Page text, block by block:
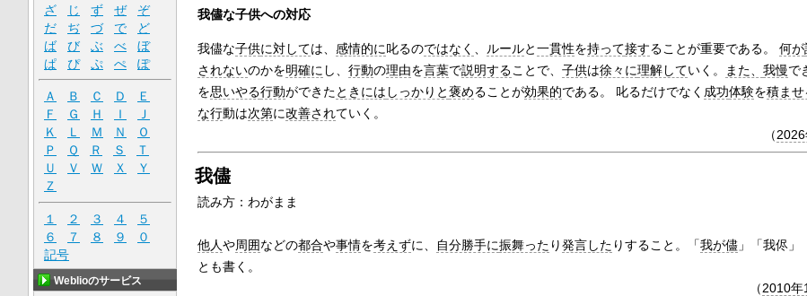
我儘な子供への対応
我儘な子供に対しては、 感情的に叱るのではなく 、 ルールと一貫性を持って接することが重要である。 何が
されないのかを明確に し、 行動の理由を言葉で説明することで、 子供は徐々に理解していく。 また、 我慢で
を思いやる行動ができたときには しっかりと褒めることが効果的である。 叱るだけでなく 成功体験を積ませ
な行動は次第に改善されていく。
（
我儘
読み方： わがまま
他人や周囲などの都合や事情を考えずに、 自分勝手に振舞った り発言した りすること。「我が儘」「我侭」
とも書く。
（2010年
ざ
じ ず ぜ
ぞ
だ
ぢ づ で
ど
ば
び ぶ べ
ぼ
ぱ
ぴ ぷ ぺ ぽ
Ａ Ｂ Ｃ Ｄ
Ｅ
Ｆ
Ｇ Ｈ Ｉ
Ｊ
Ｋ
Ｌ Ｍ Ｎ
Ｏ
Ｐ
Ｑ Ｒ Ｓ
Ｔ
Ｕ
Ｖ Ｗ Ｘ
Ｙ
Ｚ
１ ２ ３ ４
５
６
７ ８ ９
０
記号
Weblioのサービス